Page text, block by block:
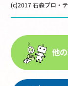
(c)2017 石森プロ・